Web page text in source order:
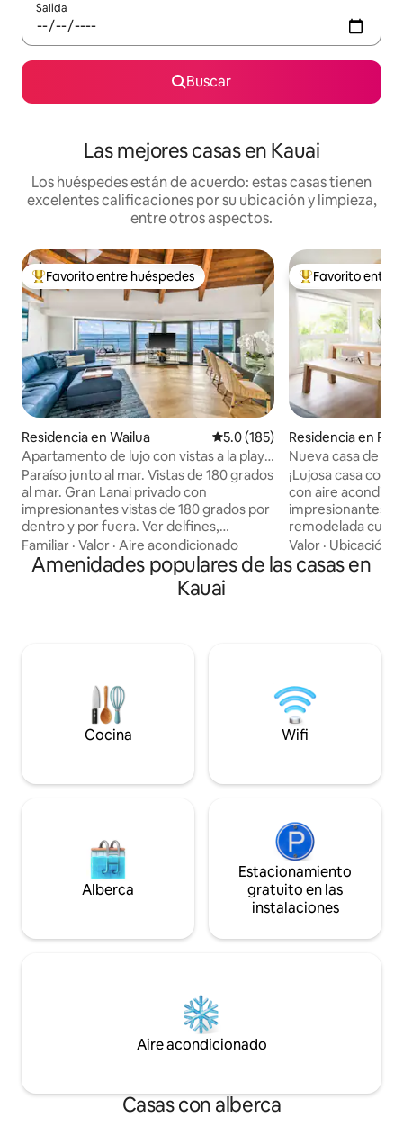
Salida
Buscar
Las mejores casas en Kauai
Los huéspedes están de acuerdo: estas casas tienen
excelentes calificaciones por su ubicación y limpieza,
entre otros aspectos.
De los mejores en Favorito entre huéspedes
Favorito entre huéspedes
Residencia en Wailua Calificación promedio: 5.0 de
5.0 (185)
Apartamento de lujo con vistas a la playa
en el paraíso con aire acondicionado
Paraíso junto al mar. Vistas de 180 grados
al mar. Gran Lanai privado con
impresionantes vistas de 180 grados por
dentro y por fuera. Ver delfines,
ballenas, tortugas, arcoíris y amaneceres
increíbles. A pocos pasos de la playa y en
una zona céntrica en la famosa Costa de
los Cocos y a pasos de la playa de Lae
zona de barbacoa, acceso a la playa, aire
acondicionado, lavadora/secadora y
aparcamiento cubierto privado.
Familiar · Valor · Aire acondicionado
De los mejores
Favorito entre
Residencia en
Nueva casa de
acondicionado y
las montañas
¡Lujosa casa
con aire
impresionantes a
remodelada
elementos
proyectos
incomparables
son perfectos
Deja que la isla
refresque.
Valor · Ubicación
Amenidades populares de las casas en
Kauai
Cocina Wifi
Alberca
Estacionamiento
gratuito en las
instalaciones
Aire acondicionado
Casas con alberca